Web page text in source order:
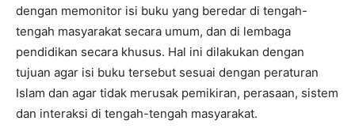
dengan memonitor isi buku yang beredar di tengah-
tengah masyarakat secara umum, dan di lembaga
pendidikan secara khusus. Hal ini dilakukan dengan
tujuan agar isi buku tersebut sesuai dengan peraturan
Islam dan agar tidak merusak pemikiran, perasaan, sistem
dan interaksi di tengah-tengah masyarakat.